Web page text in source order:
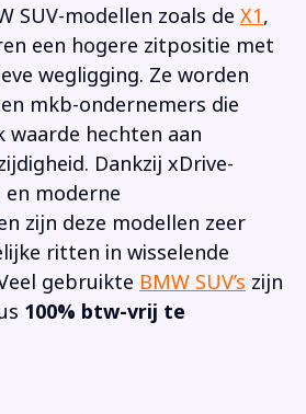
SUV-modellen zoals de X1,
een hogere zitpositie met
wegligging. Ze worden
mkb-ondernemers die
hechten aan
Dankzij xDrive-
moderne
zijn deze modellen zeer
ritten in wisselende
gebruikte BMW SUV’s zijn
100% btw-vrij te